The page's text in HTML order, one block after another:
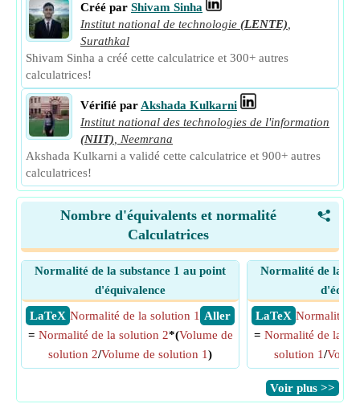
Créé par Shivam Sinha
Institut national de technologie (LENTE)
Surathkal
Shivam Sinha a créé cette calculatrice et 300+ autres
calculatrices!
Vérifié par Akshada Kulkarni
Institut national des technologies de l'information
(NIIT)
Neemrana
Akshada Kulkarni a validé cette calculatrice et 900+ autres
calculatrices!
<
Nombre d'équivalents et normalité
Calculatrices
Normalité de la substance 1 au point
d'équivalence
​ LaTeX
​ Aller
Normalité de la solution 1
= Normalité de la solution 2*(Volume de
solution 2/Volume de solution 1)
Normalité de la
​ LaTeX Normalité
= Normalité de la
solution 1/
​Voir plus >>